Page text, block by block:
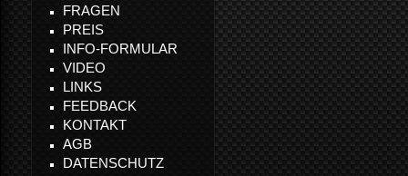
FRAGEN
PREIS
INFO-FORMULAR
VIDEO
LINKS
FEEDBACK
KONTAKT
AGB
DATENSCHUTZ